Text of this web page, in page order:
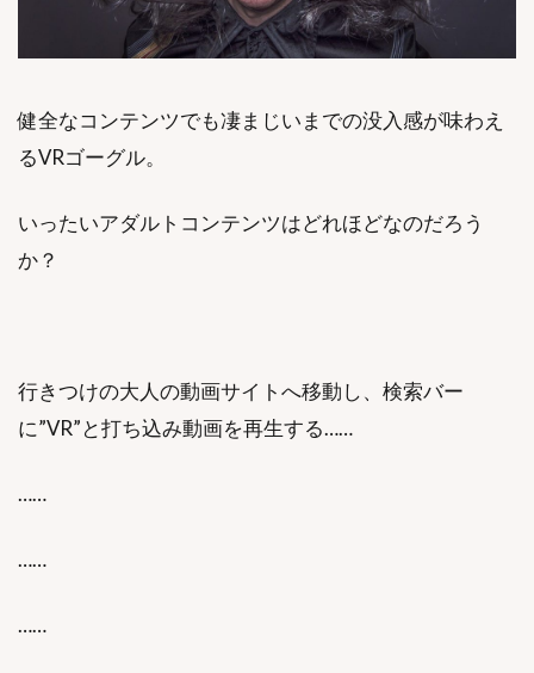
健全なコンテンツでも凄まじいまでの没入感が味わえ
るVRゴーグル。
いったいアダルトコンテンツはどれほどなのだろう
か？
行きつけの大人の動画サイトへ移動し、検索バー
に”VR”と打ち込み動画を再生する……
……
……
……